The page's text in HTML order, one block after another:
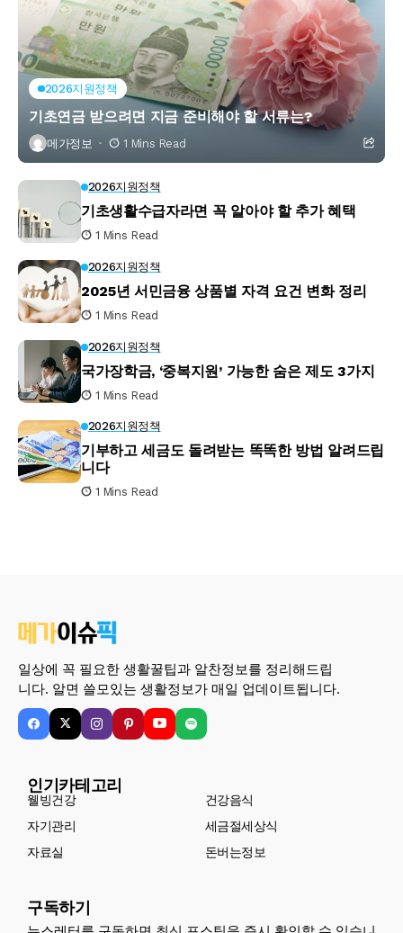
2026지원정책
기초연금 받으려면 지금 준비해야 할 서류는?
메가정보 1 Mins Read
2026지원정책
기초생활수급자라면 꼭 알아야 할 추가 혜택
1 Mins Read
2026지원정책
2025년 서민금융 상품별 자격 요건 변화 정리
1 Mins Read
2026지원정책
국가장학금, ‘중복지원’ 가능한 숨은 제도 3가지
1 Mins Read
2026지원정책
기부하고 세금도 돌려받는 똑똑한 방법 알려드립
니다
1 Mins Read
일상에 꼭 필요한 생활꿀팁과 알찬정보를 정리해드립
니다. 알면 쓸모있는 생활정보가 매일 업데이트됩니다.
인기카테고리
웰빙건강
건강음식
자기관리
세금절세상식
자료실
돈버는정보
구독하기